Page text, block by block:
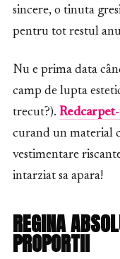
sincere, o tinuta
pentru tot restul
Nu e prima data
camp de lupta
trecut?).
curand un material
vestimentare
intarziat sa apara!
REGINA
PROPORTII